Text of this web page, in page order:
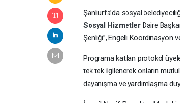
Şanlıurfa’da sosyal
Sosyal Hizmetler Daire
Şenliği”, Engelli Koordinasyon
Programa katılan protokol
tek tek ilgilenerek onların
dayanışma ve yardımlaşma